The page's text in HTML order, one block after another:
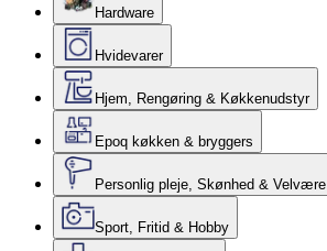
Hardware
Hvidevarer
Hjem, Rengøring & Køkkenudstyr
Epoq køkken & bryggers
Personlig pleje, Skønhed & Velvære
Sport, Fritid & Hobby